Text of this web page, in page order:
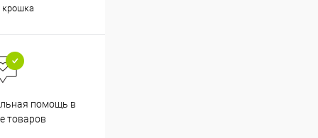
крошка
помощь в
товаров